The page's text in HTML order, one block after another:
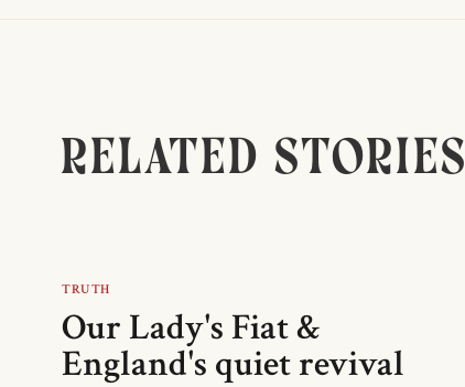
related stories
TRUTH
Our Lady's Fiat &
England's quiet revival